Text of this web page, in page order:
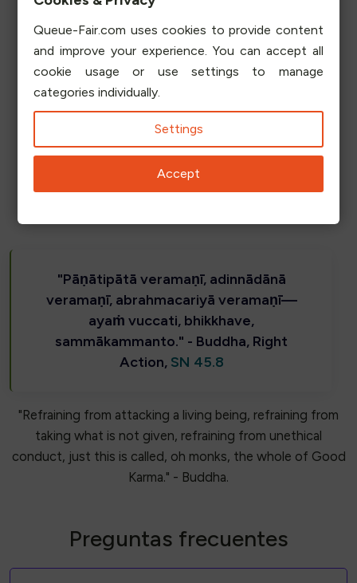
encontrará reclamos de marketing exagerados en
nuestro sitio y cuando decimos que Queue-Fair es
asequible, seguro, sostenible, honesto y justo, lo
decimos en serio.
Algunos dicen que los inventos reflejan a sus
inventores, pero para nosotros es simplemente la forma
"Pāṇātipātā veramaṇī, adinnādānā
veramaṇī, abrahmacariyā veramaṇī—
ayaṁ vuccati, bhikkhave,
sammākammanto." - Buddha, Right
Action, SN 45.8
"Refraining from attacking a living being, refraining from
taking what is not given, refraining from unethical
conduct, just this is called, oh monks, the whole of Good
Karma." - Buddha.
Preguntas frecuentes
Queue-Fair.com uses cookies to provide content
and improve your experience. You can accept all
cookie usage or use settings to manage
categories individually.
Settings
Accept